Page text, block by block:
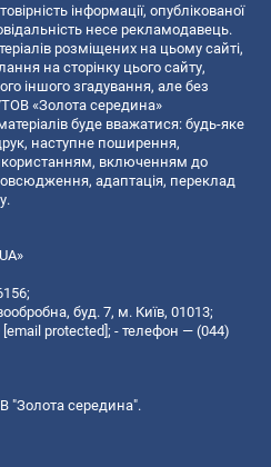
інформації, опублікованої
несе рекламодавець.
розміщених на цьому сайті,
на сторінку цього сайту,
іншого згадування, але без
«Золота середина»
буде вважатися: будь-яке
наступне поширення,
включенням до
адаптація, переклад
буд. 7, м. Київ, 01013;
[email protected]; - телефон — (044)
"Золота середина".